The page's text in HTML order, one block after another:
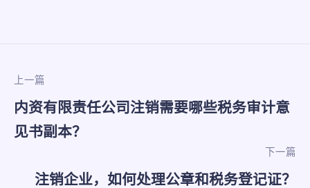
上一篇
内资有限责任公司注销需要哪些税务审计意
见书副本？
下一篇
注销企业，如何处理公章和税务登记证？